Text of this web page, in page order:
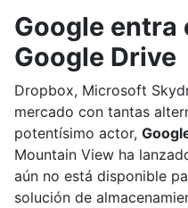
Google entra
Google Drive
Dropbox, Microsoft
mercado con tantas
potentísimo actor,
Mountain View ha
aún no está disponible
solución de